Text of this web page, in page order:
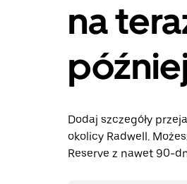
na
Dodaj szczegóły
okolicy Radwell.
Reserve z nawet 90-